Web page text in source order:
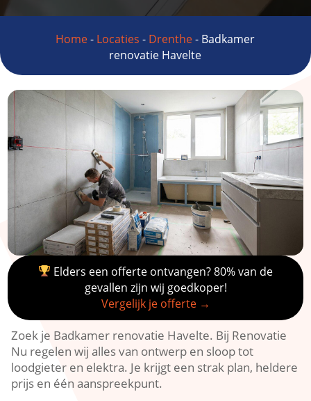
Home- Locaties - Drenthe- Badkamer
renovatie Havelte
Elders een offerte ontvangen? 80% van de
gevallen zijn wij goedkoper!
Vergelijk je offerte →
Zoek je Badkamer renovatie Havelte. Bij Renovatie
Nu regelen wij alles van ontwerp en sloop tot
loodgieter en elektra. Je krijgt een strak plan, heldere
prijs en één aanspreekpunt.